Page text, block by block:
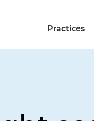
Practices